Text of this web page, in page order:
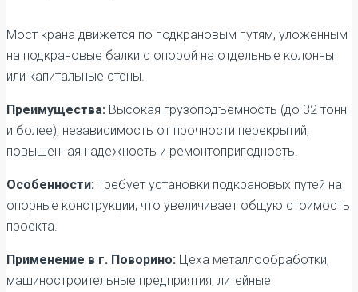
Мост крана движется по подкрановым путям, уложенным
на подкрановые балки с опорой на отдельные колонны
или капитальные стены.
Преимущества: Высокая грузоподъемность (до 32 тонн
и более), независимость от прочности перекрытий,
повышенная надежность и ремонтопригодность.
Особенности: Требует установки подкрановых путей на
опорные конструкции, что увеличивает общую стоимость
проекта.
Применение в г. Поворино: Цеха металлообработки,
машиностроительные предприятия, литейные